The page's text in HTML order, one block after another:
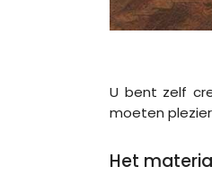
U bent zelf
moeten
Het